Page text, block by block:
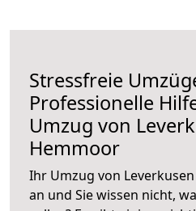
Stressfreie
Professionelle
Umzug von
Hemmoor
Ihr Umzug von
an und Sie wissen nicht,